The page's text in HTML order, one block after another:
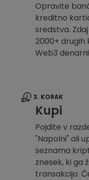
Opravite
kreditno
sredstva.
2000+
Web3
3. KORAK
Kupi
Pojdite v
"Napolni" ali
seznama
znesek, ki ga
transakcijo.